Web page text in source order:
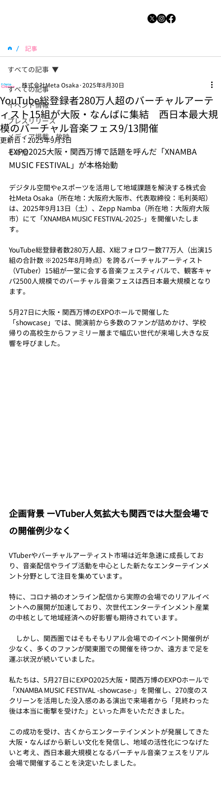
/ 記事
すべての記事
イベント情報
プレスリリース
メディア掲載・放映
その他
すべての記事
YouTube総登録者280万人超のバーチャルアーテ
ィスト15組が大阪・なんばに集結 西日本最大規
模のバーチャル音楽フェス9/13開催
株式会社Meta Osaka 2025年8月30日
更新日： 2025年9月3日
EXPO2025大阪・関西万博で話題を呼んだ「XNAMBA
MUSIC FESTIVAL」が本格始動
デジタル空間やeスポーツを活用して地域課題を解決する株式会
社Meta Osaka（所在地：大阪府大阪市、代表取締役：毛利英昭）
は、2025年9月13日（土）、Zepp Namba（所在地：大阪府大阪
市）にて「XNAMBA MUSIC FESTIVAL-2025-」を開催いたしま
す。
YouTube総登録者数280万人超、X総フォロワー数77万人（出演15
組の合計数 ※2025年8月時点）を誇るバーチャルアーティスト
（VTuber）15組が一堂に会する音楽フェスティバルで、観客キャ
パ2500人規模でのバーチャル音楽フェスは西日本最大規模となり
ます。
5月27日に大阪・関西万博のEXPOホールで開催した
「showcase」では、開演前から多数のファンが詰めかけ、学校
帰りの高校生からファミリー層まで幅広い世代が来場し大きな反
響を呼びました。
企画背景 ーVTuber人気拡大も関西では大型会場で
の開催例少なく
VTuberやバーチャルアーティスト市場は近年急速に成長してお
り、音楽配信やライブ活動を中心とした新たなエンターテインメ
ント分野として注目を集めています。
特に、コロナ禍のオンライン配信から実際の会場でのリアルイベ
ントへの展開が加速しており、次世代エンターテインメント産業
の中核として地域経済への好影響も期待されています。
しかし、関西圏ではそもそもリアル会場でのイベント開催例が
少なく、多くのファンが関東圏での開催を待つか、遠方まで足を
運ぶ状況が続いていました。
私たちは、5月27日にEXPO2025大阪・関西万博のEXPOホールで
「XNAMBA MUSIC FESTIVAL -showcase-」を開催し、270度のス
クリーンを活用した没入感のある演出で来場者から「見終わった
後は本当に衝撃を受けた」といった声をいただきました。
この成功を受け、古くからエンターテインメントが発展してきた
大阪・なんばから新しい文化を発信し、地域の活性化につなげた
いと考え、西日本最大規模となるバーチャル音楽フェスをリアル
会場で開催することを決定いたしました。